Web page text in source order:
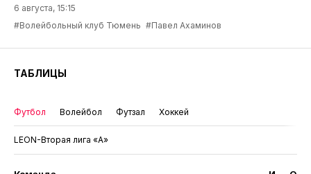
6 августа, 15:15
#Волейбольный клуб Тюмень #Павел Ахаминов
ТАБЛИЦЫ
Футбол Волейбол Футзал Хоккей
LEON-Вторая лига «А»